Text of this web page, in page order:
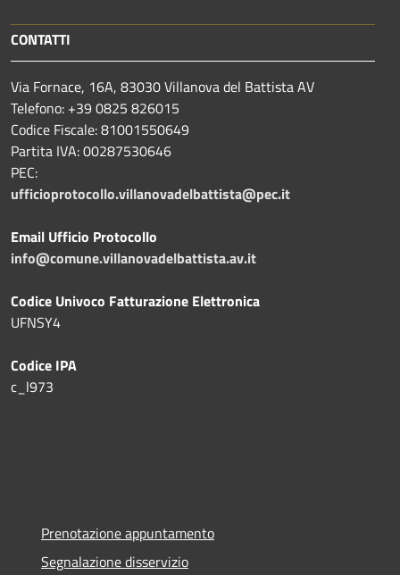
CONTATTI
Via Fornace, 16A, 83030 Villanova del Battista AV
Telefono: +39 0825 826015
Codice Fiscale: 81001550649
Partita IVA: 00287530646
PEC:
ufficioprotocollo.villanovadelbattista@pec.it
Email Ufficio Protocollo
info@comune.villanovadelbattista.av.it
Codice Univoco Fatturazione Elettronica
UFNSY4
Codice IPA
c_l973
Prenotazione appuntamento
Segnalazione disservizio